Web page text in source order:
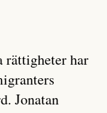
El Niñon
Zeke
rättigheter har
Jonatan